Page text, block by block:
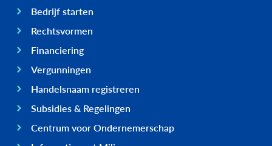
Bedrijf starten
Rechtsvormen
Financiering
Vergunningen
Handelsnaam registreren
Subsidies & Regelingen
Centrum voor Ondernemerschap